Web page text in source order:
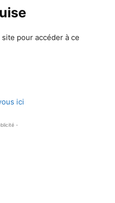
pour accéder à ce
ici
-